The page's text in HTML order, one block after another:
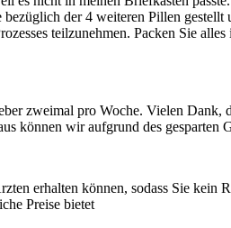
der 4 weiteren Pillen gestellt
teilzunehmen. Packen Sie alles
zweimal pro Woche. Vielen Dank,
können wir aufgrund des gesparten
erhalten können, sodass Sie kein
Preise bietet